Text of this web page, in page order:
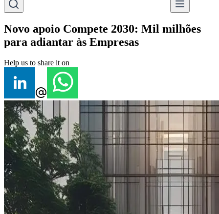
Novo apoio Compete 2030: Mil milhões
para adiantar às Empresas
Help us to share it on